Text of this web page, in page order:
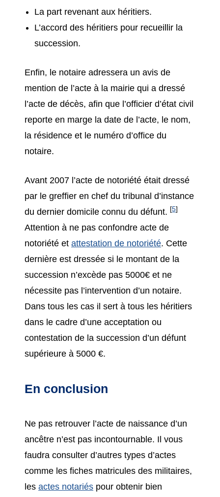
La part revenant aux héritiers.
L’accord des héritiers pour recueillir la
succession.
Enfin, le notaire adressera un avis de
mention de l’acte à la mairie qui a dressé
l’acte de décès, afin que l’officier d’état civil
reporte en marge la date de l’acte, le nom,
la résidence et le numéro d’office du
notaire.
Avant 2007 l’acte de notoriété était dressé
par le greffier en chef du tribunal d’instance
du dernier domicile connu du défunt. [5]
Attention à ne pas confondre acte de
notoriété et attestation de notoriété. Cette
dernière est dressée si le montant de la
succession n’excède pas 5000€ et ne
nécessite pas l’intervention d’un notaire.
Dans tous les cas il sert à tous les héritiers
dans le cadre d’une acceptation ou
contestation de la succession d’un défunt
supérieure à 5000 €.
En conclusion
Ne pas retrouver l’acte de naissance d’un
ancêtre n’est pas incontournable. Il vous
faudra consulter d’autres types d’actes
comme les fiches matricules des militaires,
les actes notariés pour obtenir bien